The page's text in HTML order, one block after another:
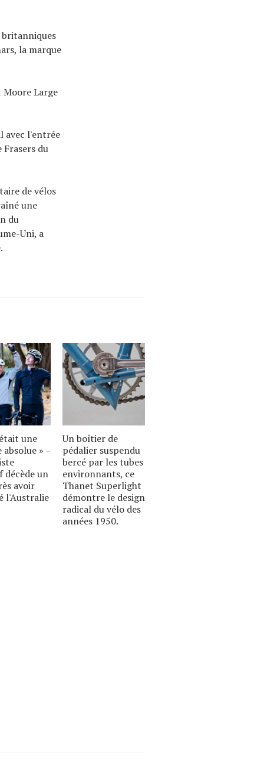
britanniques
la marque
Large
avec l'entrée
du
de vélos
une
du
Uni, a
une
absolue » –
un
avoir
l'Australie
Un boîtier de
pédalier suspendu
bercé par les tubes
environnants, ce
Thanet Superlight
démontre le design
radical du vélo des
années 1950.